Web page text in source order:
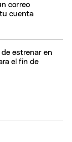
correo
cuenta
estrenar en
el fin de